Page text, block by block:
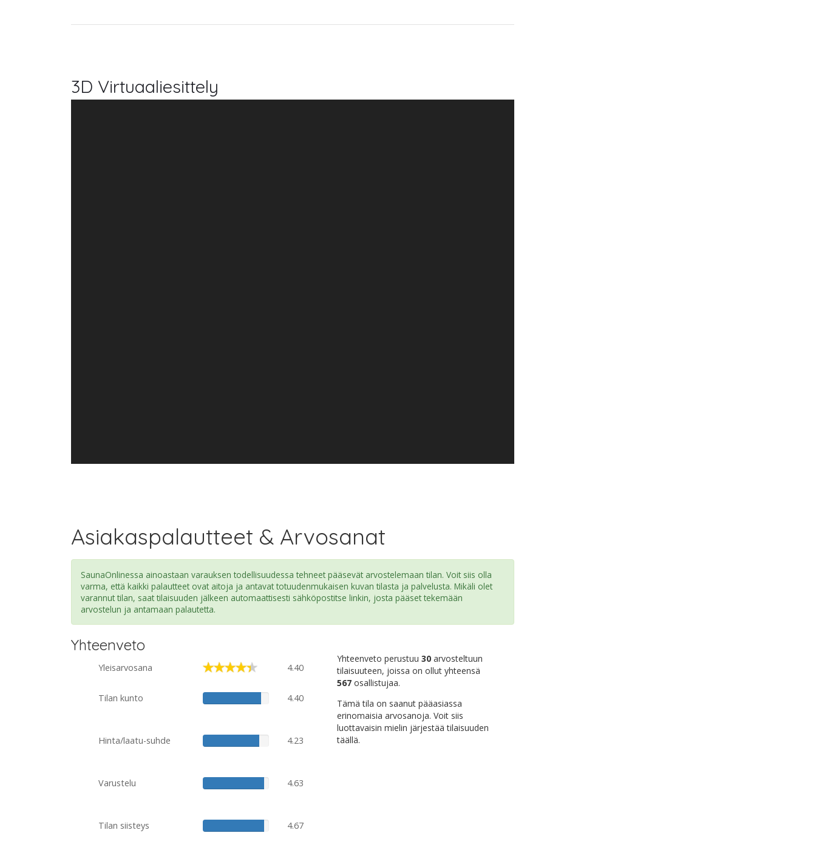
3D Virtuaaliesittely
Asiakaspalautteet & Arvosanat
SaunaOnlinessa ainoastaan varauksen todellisuudessa tehneet pääsevät arvostelemaan tilan. Voit siis olla
varma, että kaikki palautteet ovat aitoja ja antavat totuudenmukaisen kuvan tilasta ja palvelusta. Mikäli olet
varannut tilan, saat tilaisuuden jälkeen automaattisesti sähköpostitse linkin, josta pääset tekemään
arvostelun ja antamaan palautetta.
Yhteenveto
Yleisarvosana 4.40
Tilan kunto 4.40
Hinta/laatu-suhde 4.23
Varustelu 4.63
Tilan siisteys 4.67
Yhteenveto perustuu30 arvosteltuun
tilaisuuteen, joissa on ollut yhteensä
567 osallistujaa.
Tämä tila on saanut pääasiassa
erinomaisia arvosanoja. Voit siis
luottavaisin mielin järjestää tilaisuuden
täällä.